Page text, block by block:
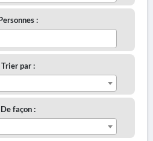
:
Trier par :
De façon :